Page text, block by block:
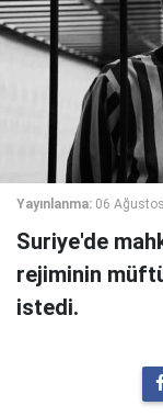
Yayınlanma: 06
Suriye'de
rejiminin
istedi.